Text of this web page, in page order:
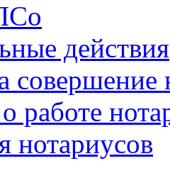
действия
совершение
работе
нотариусов